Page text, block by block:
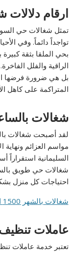
ارقام دلالات
تمثل شغالات حي
تواجداً دائماً. وفي
بحي الملقا بثقة
الراقية والفلل
بل هي ضرورة فرضها
المتراكمة على كاهل
شغالات
لقد أصبحت شغالات
مواسم العزائم
السليمانية استقراراً
شغالات حي طويق
احتياجات كل منزل
شغالات بالشهر 1500 الرياض
عاملات
تعتبر خدمة عاملات